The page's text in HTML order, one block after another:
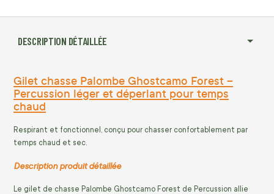
DESCRIPTION DÉTAILLÉE
Gilet chasse Palombe Ghostcamo Forest –
Percussion léger et déperlant pour temps
chaud
Respirant et fonctionnel, conçu pour chasser confortablement par
temps chaud et sec.
Description produit détaillée
Le gilet de chasse Palombe Ghostcamo Forest de Percussion allie